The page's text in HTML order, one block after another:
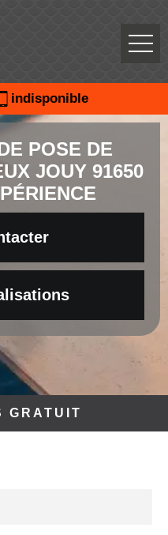
indisponible
POSE DE
JOUY 91650
GRATUIT